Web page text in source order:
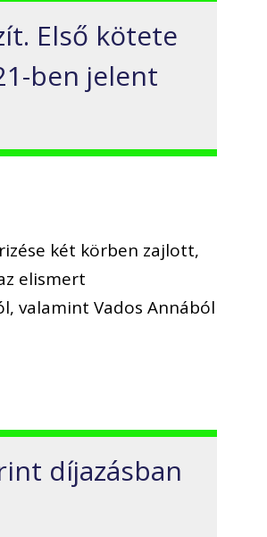
Első kötete
ben jelent
két körben zajlott,
elismert
valamint Vados Annából
díjazásban